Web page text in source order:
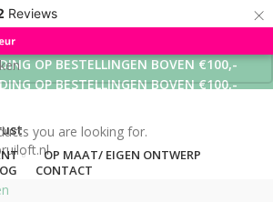
Reviews ×
OP BESTELLINGEN BOVEN €100,-
OP BESTELLINGEN BOVEN €100,-
OP BESTELLINGEN BOVEN €100,-
OP MAAT/ EIGEN ONTWERP
CONTACT
you are looking for.